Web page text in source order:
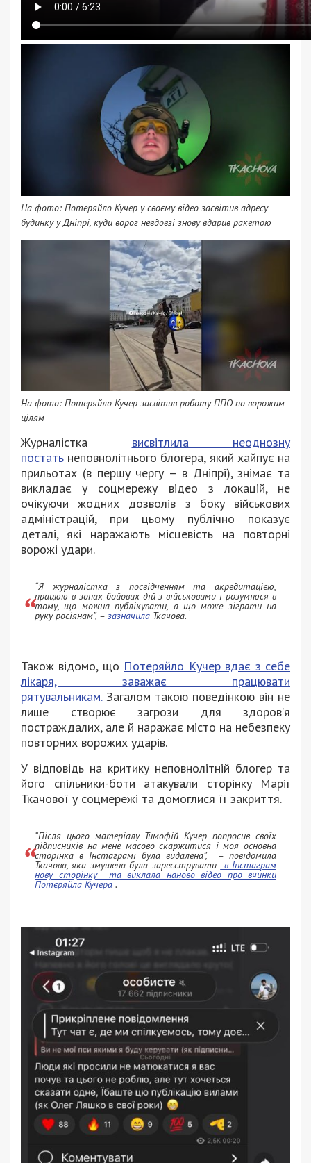
На фото: Потеряйло Кучер у своєму відео засвітив адресу
будинку у Дніпрі, куди ворог невдовзі знову вдарив ракетою
На фото: Потеряйло Кучер засвітив роботу ППО по ворожим
цілям
Журналістка висвітлила неоднозну
постать неповнолітнього блогера, який хайпує на
прильотах (в першу чергу – в Дніпрі), знімає та
викладає у соцмережу відео з локацій, не
очікуючи жодних дозволів з боку військових
адміністрацій, при цьому публічно показує
деталі, які наражають місцевість на повторні
ворожі удари.
“Я журналістка з посвідченням та акредитацією,
працюю в зонах бойових дій з військовими і розуміюся в
тому, що можна публікувати, а що може зіграти на
руку росіянам”, – зазначила Ткачова.
Також відомо, що Потеряйло Кучер вдає з себе
лікаря, заважає працювати
рятувальникам. Загалом такою поведінкою він не
лише створює загрози для здоровʼя
постраждалих, але й наражає місто на небезпеку
повторних ворожих ударів.
У відповідь на критику неповнолітній блогер та
його спільники-боти атакували сторінку Марії
Ткачової у соцмережі та домоглися її закриття.
“Після цього матеріалу Тимофій Кучер попросив своїх
підписників на мене масово скаржитися і моя основна
сторінка в Інстаграмі була видалена”, – повідомила
Ткачова, яка змушена була зареєструвати в Інстаграм
нову сторінку та виклала наново відео про вчинки
Потєряйла Кучера .